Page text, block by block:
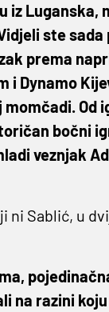
iz
ste
prema
i Dynamo
bočni
veznjak
ni Sablić, u
na razini